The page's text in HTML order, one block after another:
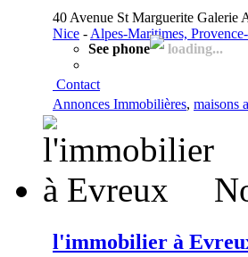
40 Avenue St Marguerite Galerie
Nice - Alpes-Maritimes,
See phone
loading...
Contact
Annonces Immobilières, maisons
l'immobilier à